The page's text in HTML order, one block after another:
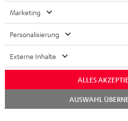
ULTIMA-SERIE
NEUHEITEN
TEUFEL STORY
UNSER MANAGEMENT
NACHHALTIGKEIT
SPANIEN
ITALIEN
USA
Fotos abgebildete Zubehör ist nicht im
Entsorgungsgebühren für Batterien sind im
Marketing
Personalisierung
Externe Inhalte
ALLES
AUSWAHL